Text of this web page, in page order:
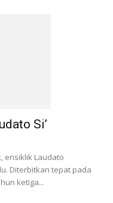
Si’
ensiklik Laudato
Diterbitkan tepat pada
ketiga...